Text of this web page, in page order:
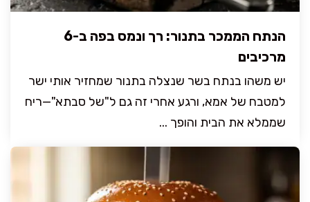
הנתח הממכר בתנור: רך ונמס בפה ב-6
מרכיבים
יש משהו בנתח בשר שנצלה בתנור שמחזיר אותי ישר
למטבח של אמא, ורגע אחרי זה גם ל"של סבתא"—ריח
שממלא את הבית והופך ...